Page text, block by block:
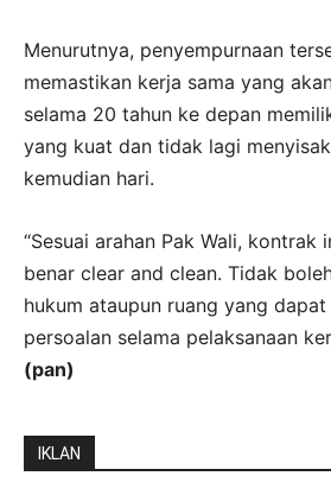
Menurutnya, penyempurnaan
memastikan kerja sama yang
selama 20 tahun ke depan
yang kuat dan tidak lagi
kemudian hari.
“Sesuai arahan Pak Wali, kontrak
benar clear and clean. Tidak
hukum ataupun ruang yang
persoalan selama pelaksanaan
(pan)
IKLAN